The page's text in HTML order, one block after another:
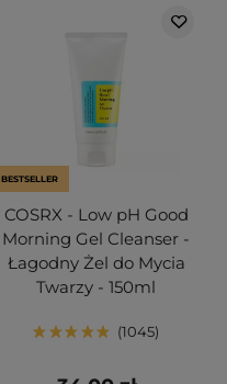
BESTSELLER
COSRX - Low pH Good
Morning Gel Cleanser -
Łagodny Żel do Mycia
Twarzy - 150ml
1045